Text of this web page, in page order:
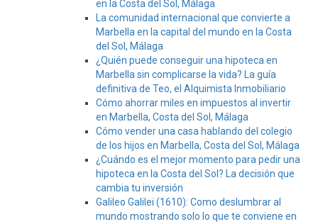
en la Costa del Sol, Málaga
La comunidad internacional que convierte a
Marbella en la capital del mundo en la Costa
del Sol, Málaga
¿Quién puede conseguir una hipoteca en
Marbella sin complicarse la vida? La guía
definitiva de Teo, el Alquimista Inmobiliario
Cómo ahorrar miles en impuestos al invertir
en Marbella, Costa del Sol, Málaga
Cómo vender una casa hablando del colegio
de los hijos en Marbella, Costa del Sol, Málaga
¿Cuándo es el mejor momento para pedir una
hipoteca en la Costa del Sol? La decisión que
cambia tu inversión
Galileo Galilei (1610): Como deslumbrar al
mundo mostrando solo lo que te conviene en